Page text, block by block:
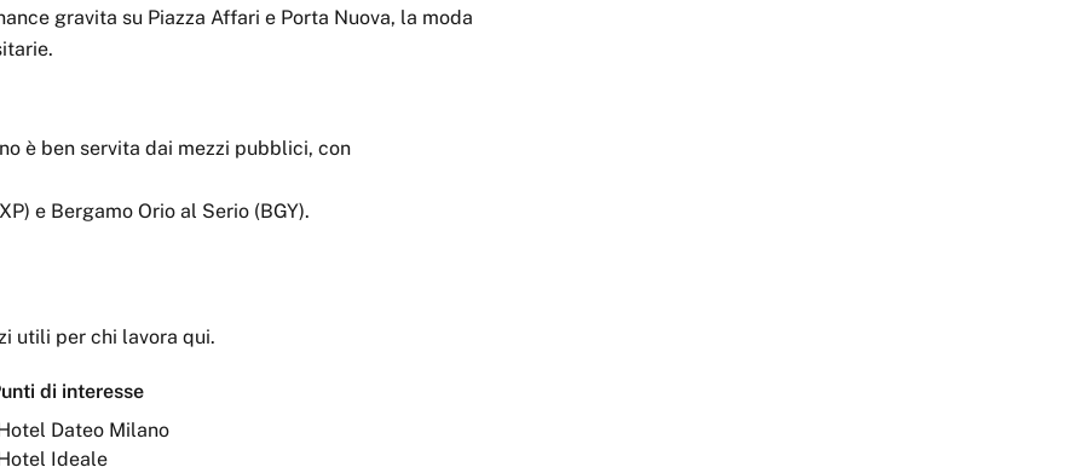
gravita su Piazza Affari e Porta Nuova, la moda
è ben servita dai mezzi pubblici, con
e Bergamo Orio al Serio (BGY).
utili per chi lavora qui.
di interesse
Dateo Milano
Ideale